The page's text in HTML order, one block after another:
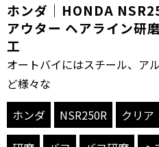
ホンダ｜HONDA
アウター ヘアライン研
工
オートバイにはスチール、ア
ど様々な
ホンダ
NSR250R クリア